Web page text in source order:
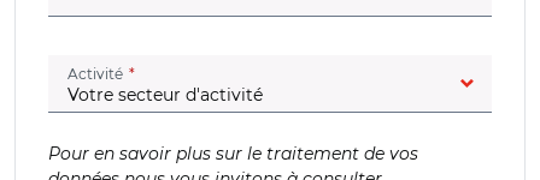
Activité (champ obligatoire)
Pour en savoir plus sur le traitement de vos